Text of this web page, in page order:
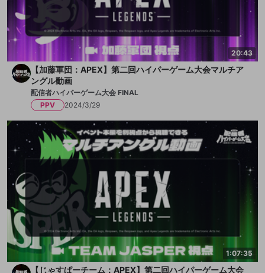
＜アクセス集中による入場制限の可能性について＞
快適な視聴環境を維持するため、「OPENREC.tv」への入場制
限をさせていただく可能性がございます。
「OPENREC.tv」から一度離れると、再アクセスした際に入場
制限がかかる恐れがございますのでご注意ください。
なお、入場制限実施の際は以下よりお知らせいたします。
OPENREC公式X： https://twitter.com/OPENREC
▼【OPENRECご視聴ガイド】よくある質問集
https://openrecnext.amebaownd.com/posts/42156897
20:43
【加藤軍団：APEX】第二回ハイパーゲーム大会マルチア
ングル動画
配信者ハイパーゲーム大会 FINAL
PPV
2024/3/29
1:07:35
【じゃすぱーチーム：APEX】第二回ハイパーゲーム大会